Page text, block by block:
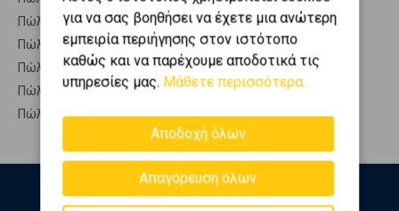
Πώληση Γραφεία ΑΙΓΙΟ
Πώληση Καταστήματα ΑΙΓΙΟ
Πώληση Ξενοδοχεία ΑΙΓΙΟ
Πώληση Πάρκινγκ ΑΙΓΙΟ
Πώληση Πώληση επιχείρησης ΑΙΓΙΟ
για να σας βοηθήσει να έχετε μια ανώτερη
εμπειρία περιήγησης στον ιστότοπο
καθώς και να παρέχουμε αποδοτικά τις
υπηρεσίες μας. Μάθετε περισσότερα...
Αποδοχή όλων
Απαγόρευση όλων